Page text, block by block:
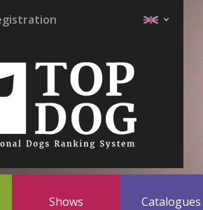
Shows Catalogues